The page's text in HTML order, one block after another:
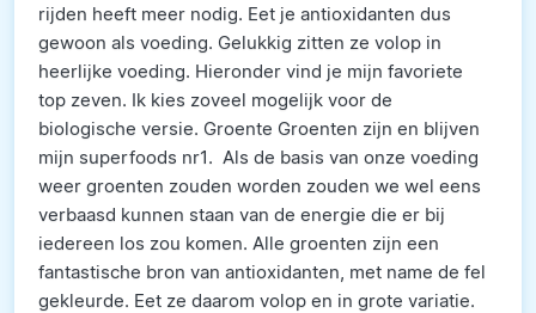
rijden heeft meer nodig. Eet je antioxidanten dus
gewoon als voeding. Gelukkig zitten ze volop in
heerlijke voeding. Hieronder vind je mijn favoriete
top zeven. Ik kies zoveel mogelijk voor de
biologische versie. Groente Groenten zijn en blijven
mijn superfoods nr1. Als de basis van onze voeding
weer groenten zouden worden zouden we wel eens
verbaasd kunnen staan van de energie die er bij
iedereen los zou komen. Alle groenten zijn een
fantastische bron van antioxidanten, met name de fel
gekleurde. Eet ze daarom volop en in grote variatie.